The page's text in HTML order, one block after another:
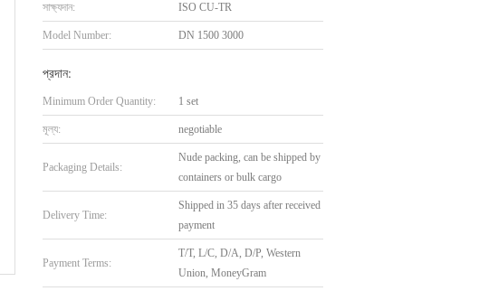
সাক্ষ্যদান: ISO CU-TR
Model Number: DN 1500 3000
প্রদান:
Minimum Order Quantity: 1 set
মূল্য: negotiable
Packaging Details:
Nude packing, can be shipped by
containers or bulk cargo
Delivery Time:
Shipped in 35 days after received
payment
Payment Terms:
T/T, L/C, D/A, D/P, Western
Union, MoneyGram